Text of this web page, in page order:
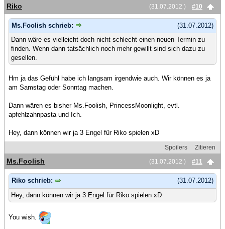
(31.07.2012 )
#10
Riko
(31.07.2012)
Ms.Foolish schrieb:
Dann wäre es vielleicht doch nicht schlecht einen neuen Termin zu
finden. Wenn dann tatsächlich noch mehr gewillt sind sich dazu zu
gesellen.
Hm ja das Gefühl habe ich langsam irgendwie auch. Wir können es ja
am Samstag oder Sonntag machen.
Dann wären es bisher Ms.Foolish, PrincessMoonlight, evtl.
apfehlzahnpasta und Ich.
Hey, dann können wir ja 3 Engel für Riko spielen xD
Spoilers
Zitieren
(31.07.2012 )
#11
Ms.Foolish
(31.07.2012)
Riko schrieb:
Hey, dann können wir ja 3 Engel für Riko spielen xD
You wish.